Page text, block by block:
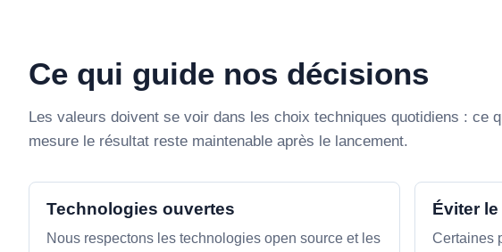
Ce qui guide nos décisions
Les valeurs doivent se voir dans les choix techniques quotidiens : ce
mesure le résultat reste maintenable après le lancement.
Technologies ouvertes
Nous respectons les technologies open source et les
Éviter
Certaines